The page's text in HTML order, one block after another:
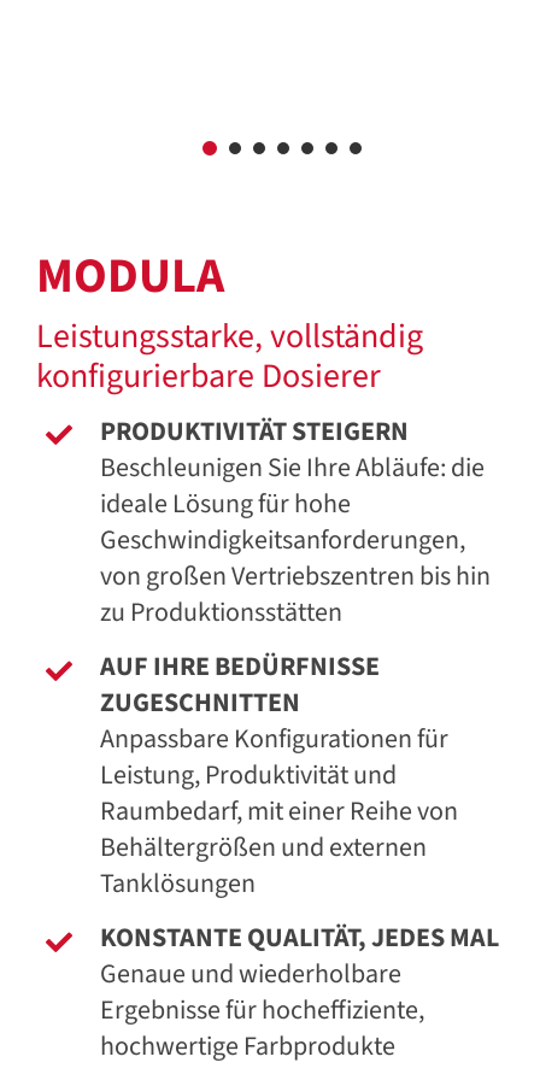
MODULA
Leistungsstarke, vollständig
konfigurierbare Dosierer
PRODUKTIVITÄT STEIGERN
Beschleunigen Sie Ihre Abläufe: die
ideale Lösung für hohe
Geschwindigkeitsanforderungen,
von großen Vertriebszentren bis hin
zu Produktionsstätten
AUF IHRE BEDÜRFNISSE
ZUGESCHNITTEN
Anpassbare Konfigurationen für
Leistung, Produktivität und
Raumbedarf, mit einer Reihe von
Behältergrößen und externen
Tanklösungen
KONSTANTE QUALITÄT, JEDES MAL
Genaue und wiederholbare
Ergebnisse für hocheffiziente,
hochwertige Farbprodukte